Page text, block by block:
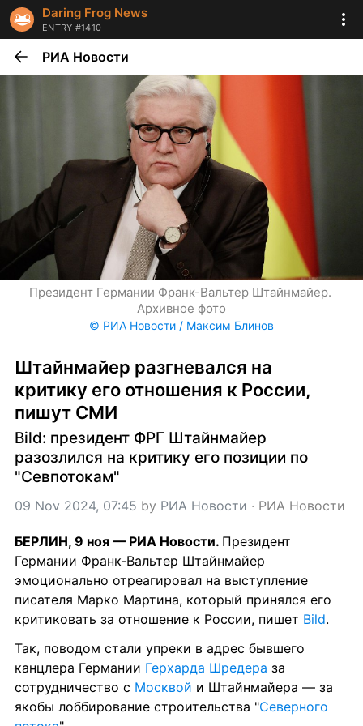
Daring Frog News
ENTRY #1410
РИА Новости
Президент Германии Франк-Вальтер Штайнмайер.
Архивное фото
© РИА Новости / Максим Блинов
Штайнмайер разгневался на
критику его отношения к России,
пишут СМИ
Bild: президент ФРГ Штайнмайер
разозлился на критику его позиции по
"Севпотокам"
09 Nov 2024, 07:45 by РИА Новости · РИА Новости
БЕРЛИН, 9 ноя — РИА Новости. Президент
Германии Франк-Вальтер Штайнмайер
эмоционально отреагировал на выступление
писателя Марко Мартина, который принялся его
критиковать за отношение к России, пишет Bild.
Так, поводом стали упреки в адрес бывшего
канцлера Германии Герхарда Шредера за
сотрудничество с Москвой и Штайнмайера — за
якобы лоббирование строительства "Северного